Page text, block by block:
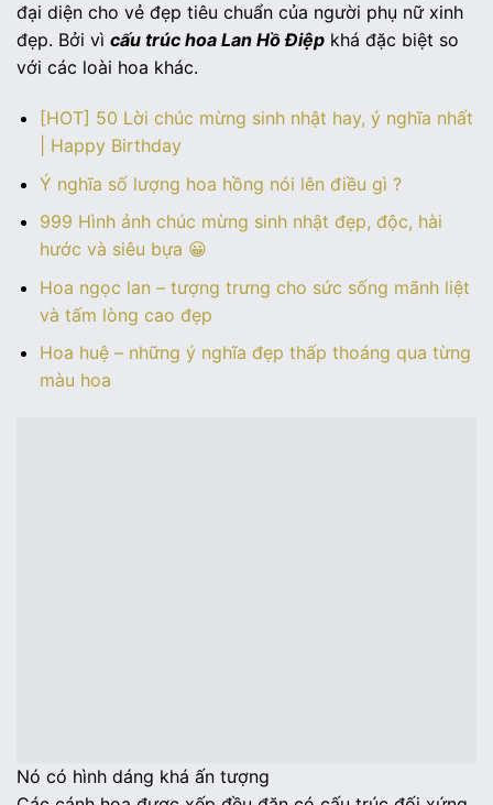
đại diện cho vẻ đẹp tiêu chuẩn của người phụ nữ xinh
đẹp. Bởi vì cấu trúc hoa Lan Hồ Điệp khá đặc biệt so
với các loài hoa khác.
[HOT] 50 Lời chúc mừng sinh nhật hay, ý nghĩa nhất
| Happy Birthday
Ý nghĩa số lượng hoa hồng nói lên điều gì ?
999 Hình ảnh chúc mừng sinh nhật đẹp, độc, hài
hước và siêu bựa 😀
Hoa ngọc lan – tượng trưng cho sức sống mãnh liệt
và tấm lòng cao đẹp
Hoa huệ – những ý nghĩa đẹp thấp thoáng qua từng
màu hoa
Nó có hình dáng khá ấn tượng